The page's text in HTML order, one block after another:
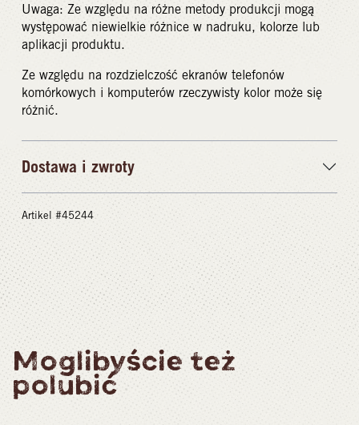
Uwaga: Ze względu na różne metody produkcji mogą
występować niewielkie różnice w nadruku, kolorze lub
aplikacji produktu.
Ze względu na rozdzielczość ekranów telefonów
komórkowych i komputerów rzeczywisty kolor może się
różnić.
Dostawa i zwroty
Artikel #45244
Moglibyście też
polubić